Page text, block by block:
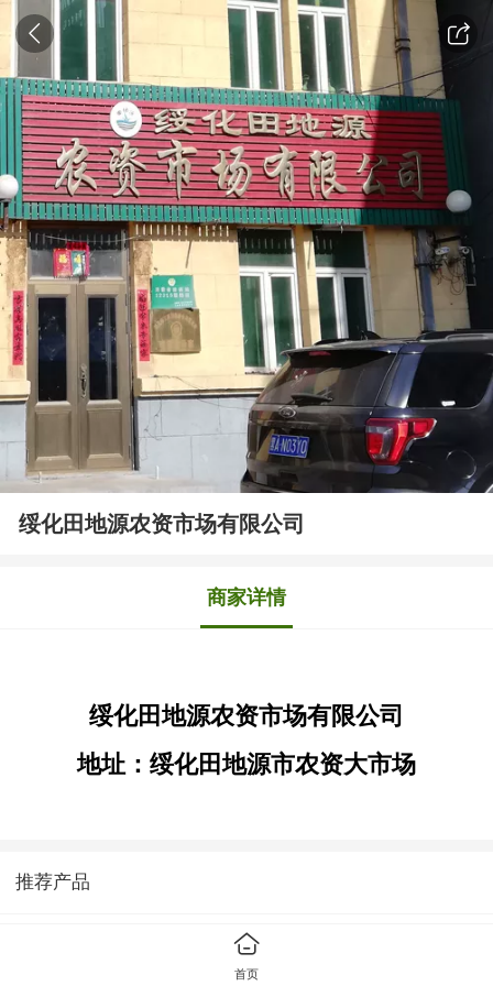
绥化田地源农资市场有限公司
商家详情
绥化田地源农资市场有限公司
地址：绥化田地源市农资大市场
推荐产品
首页